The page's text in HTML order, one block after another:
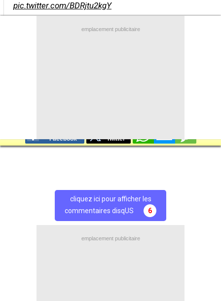
pic.twitter.com/BDRjtu2kgY
emplacement publicitaire
Facebook
Twitter
cliquez ici pour afficher les
commentaires disqUS
6
emplacement publicitaire